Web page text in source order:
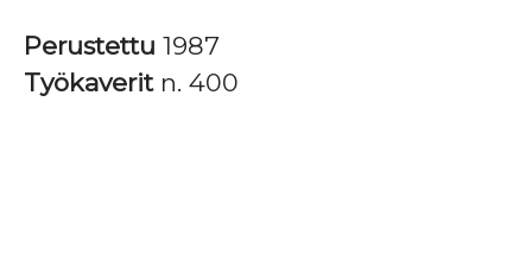
Perustettu 1987
Työkaverit n. 400